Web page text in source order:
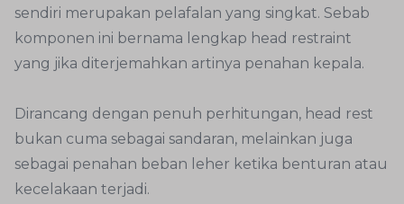
sendiri merupakan pelafalan yang singkat. Sebab
komponen ini bernama lengkap head restraint
yang jika diterjemahkan artinya penahan kepala.
Dirancang dengan penuh perhitungan, head rest
bukan cuma sebagai sandaran, melainkan juga
sebagai penahan beban leher ketika benturan atau
kecelakaan terjadi.